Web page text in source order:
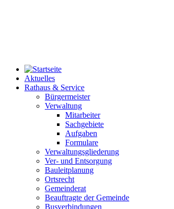
Aktuelles
Rathaus & Service
Bürgermeister
Verwaltung
Mitarbeiter
Sachgebiete
Aufgaben
Formulare
Verwaltungsgliederung
Ver- und Entsorgung
Bauleitplanung
Ortsrecht
Gemeinderat
Beauftragte der Gemeinde
Busverbindungen